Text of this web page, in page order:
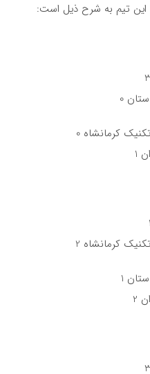
این تیم به شرح ذیل است:
0
کرمانشاه 0
1
کرمانشاه 2
1
2